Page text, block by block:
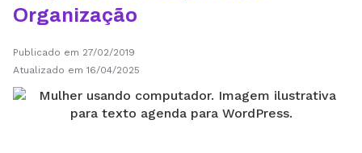
Organização
Publicado em 27/02/2019
Atualizado em 16/04/2025